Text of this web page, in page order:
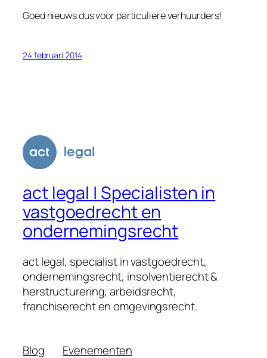
Goed nieuws dus voor particuliere verhuurders!
24 februari 2014
act legal | Specialisten in
vastgoedrecht en
ondernemingsrecht
act legal, specialist in vastgoedrecht,
ondernemingsrecht, insolventierecht &
herstructurering, arbeidsrecht,
franchiserecht en omgevingsrecht.
Blog
Evenementen